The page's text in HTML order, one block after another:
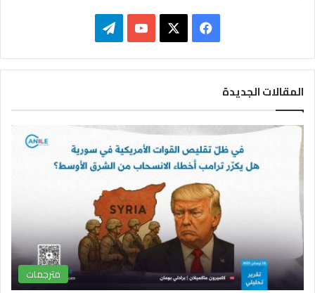
ي
ب
و
ك
X
Y
u
T
u
b
e
ي
ق
ا
م
المقالات الجديدة
مترجمات